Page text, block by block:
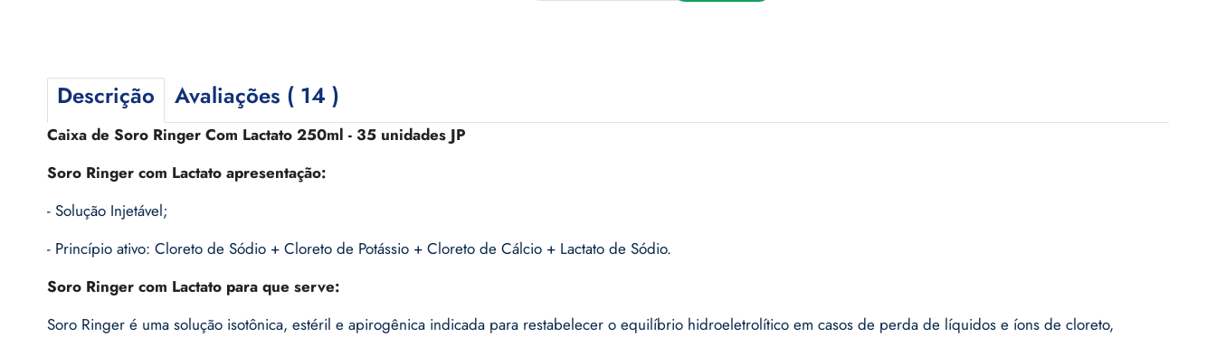
Descrição Avaliações ( 14 )
Caixa de Soro Ringer Com Lactato 250ml - 35 unidades JP
Soro Ringer com Lactato apresentação:
- Solução Injetável;
- Princípio ativo: Cloreto de Sódio + Cloreto de Potássio + Cloreto de Cálcio + Lactato de Sódio.
Soro Ringer com Lactato para que serve:
Soro Ringer é uma solução isotônica, estéril e apirogênica indicada para restabelecer o equilíbrio hidroeletrolítico em casos de perda de líquidos e íons de cloreto,